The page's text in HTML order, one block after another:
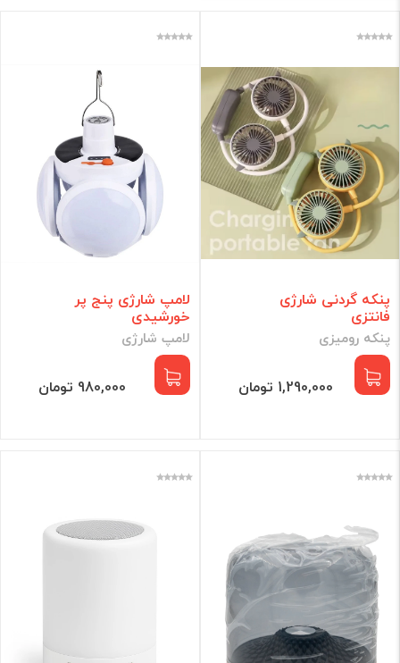
پنکه گردنی شارژی
فانتزی
پنکه رومیزی
1,290,000 تومان
لامپ شارژی پنج پر
خورشیدی
لامپ شارژی
980,000 تومان